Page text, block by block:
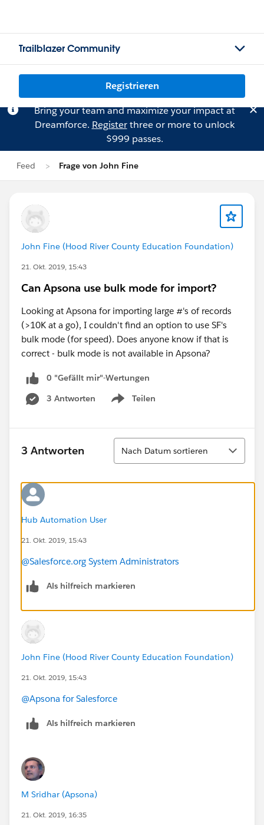
Trailblazer Community
Registrieren
Bring your team and maximize your impact at
Dreamforce. Registerthree or more to unlock
$999 passes.
Feed Frage von John Fine
John Fine (Hood River County Education Foundation)
21. Okt. 2019, 15:43
Can Apsona use bulk mode for import?
Looking at Apsona for importing large #'s of records
(>10K at a go), I couldn't find an option to use SF's
bulk mode (for speed). Does anyone know if that is
correct - bulk mode is not available in Apsona?
0 "Gefällt mir"-Wertungen
3 Antworten
Teilen
Show menu
3 Antworten
Sortieren
Nach Datum sortieren
Hub Automation User
21. Okt. 2019, 15:43
@Salesforce.org System Administrators
Als hilfreich markieren
John Fine (Hood River County Education Foundation)
21. Okt. 2019, 15:43
@Apsona for Salesforce
Als hilfreich markieren
M Sridhar (Apsona)
21. Okt. 2019, 16:35